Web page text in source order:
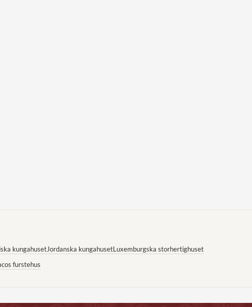
kungahusetJordanska kungahusetLuxemburgska storhertighuset
furstehus